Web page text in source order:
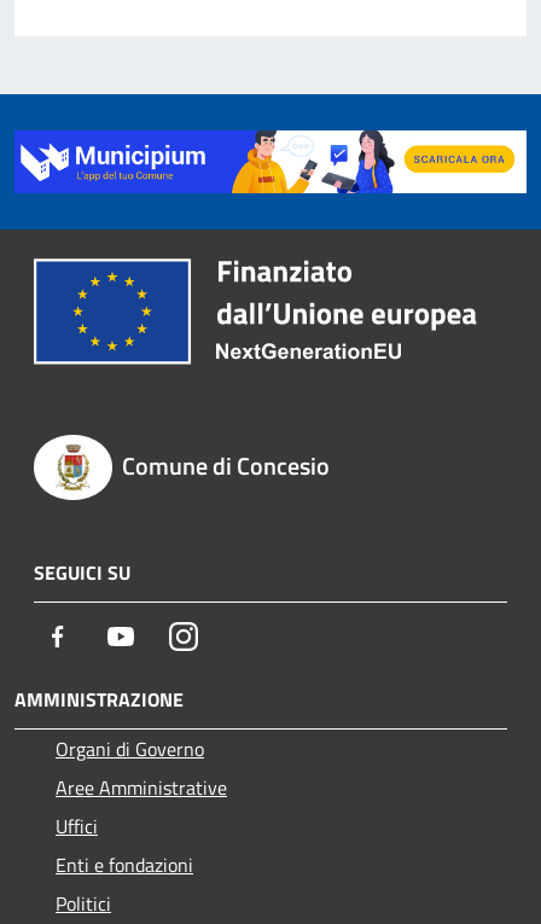
Comune di Concesio
SEGUICI SU
Facebook YoutubeInstagram
AMMINISTRAZIONE
Organi di Governo
Aree Amministrative
Uffici
Enti e fondazioni
Politici